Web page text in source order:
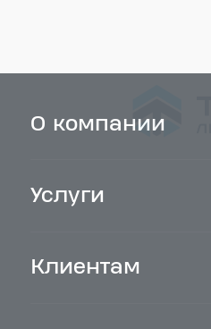
О компании
Услуги
Клиентам